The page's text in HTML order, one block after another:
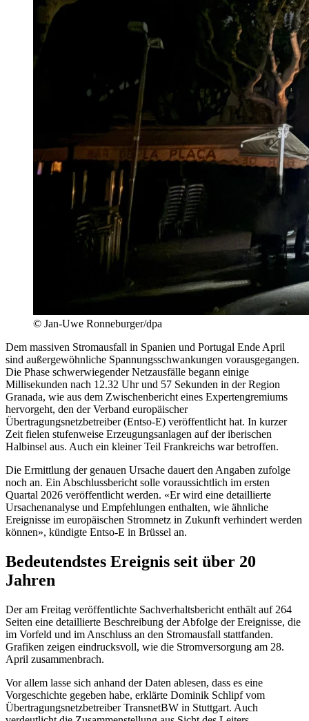
© Jan-Uwe Ronneburger/dpa
Dem massiven Stromausfall in Spanien und Portugal Ende April
sind außergewöhnliche Spannungsschwankungen vorausgegangen.
Die Phase schwerwiegender Netzausfälle begann einige
Millisekunden nach 12.32 Uhr und 57 Sekunden in der Region
Granada, wie aus dem Zwischenbericht eines Expertengremiums
hervorgeht, den der Verband europäischer
Übertragungsnetzbetreiber (Entso-E) veröffentlicht hat. In kurzer
Zeit fielen stufenweise Erzeugungsanlagen auf der iberischen
Halbinsel aus. Auch ein kleiner Teil Frankreichs war betroffen.
Die Ermittlung der genauen Ursache dauert den Angaben zufolge
noch an. Ein Abschlussbericht solle voraussichtlich im ersten
Quartal 2026 veröffentlicht werden. «Er wird eine detaillierte
Ursachenanalyse und Empfehlungen enthalten, wie ähnliche
Ereignisse im europäischen Stromnetz in Zukunft verhindert werden
können», kündigte Entso-E in Brüssel an.
Bedeutendstes Ereignis seit über 20
Jahren
Der am Freitag veröffentlichte Sachverhaltsbericht enthält auf 264
Seiten eine detaillierte Beschreibung der Abfolge der Ereignisse, die
im Vorfeld und im Anschluss an den Stromausfall stattfanden.
Grafiken zeigen eindrucksvoll, wie die Stromversorgung am 28.
April zusammenbrach.
Vor allem lasse sich anhand der Daten ablesen, dass es eine
Vorgeschichte gegeben habe, erklärte Dominik Schlipf vom
Übertragungsnetzbetreiber TransnetBW in Stuttgart. Auch